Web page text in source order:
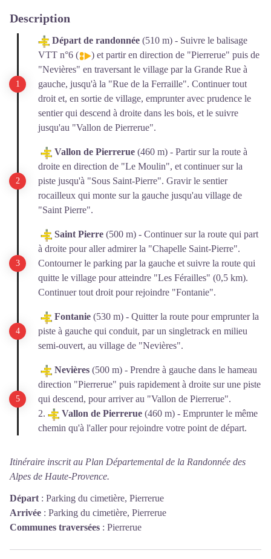
Description
Départ de randonnée (510 m) - Suivre le balisage
VTT n°6 (
) et partir en direction de "Pierrerue" puis de
"Nevières" en traversant le village par la Grande Rue à
gauche, jusqu'à la "Rue de la Ferraille". Continuer tout
droit et, en sortie de village, emprunter avec prudence le
sentier qui descend à droite dans les bois, et le suivre
jusqu'au "Vallon de Pierrerue".
Vallon de Pierrerue (460 m) - Partir sur la route à
droite en direction de "Le Moulin", et continuer sur la
piste jusqu'à "Sous Saint-Pierre". Gravir le sentier
rocailleux qui monte sur la gauche jusqu'au village de
"Saint Pierre".
Saint Pierre (500 m) - Continuer sur la route qui part
à droite pour aller admirer la "Chapelle Saint-Pierre".
Contourner le parking par la gauche et suivre la route qui
quitte le village pour atteindre "Les Férailles" (0,5 km).
Continuer tout droit pour rejoindre "Fontanie".
Fontanie (530 m) - Quitter la route pour emprunter la
piste à gauche qui conduit, par un singletrack en milieu
semi-ouvert, au village de "Nevières".
Nevières (500 m) - Prendre à gauche dans le hameau
direction "Pierrerue" puis rapidement à droite sur une piste
qui descend, pour arriver au "Vallon de Pierrerue".
2.
Vallon de Pierrerue (460 m) - Emprunter le même
chemin qu'à l'aller pour rejoindre votre point de départ.
Itinéraire inscrit au Plan Départemental de la Randonnée des
Alpes de Haute-Provence.
Départ : Parking du cimetière, Pierrerue
Arrivée : Parking du cimetière, Pierrerue
Communes traversées : Pierrerue